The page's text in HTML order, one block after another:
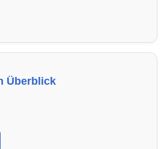
in Cottbus – modern,
sofort bezugsfertig.
Überblick
Stadtteil in Cottbus:
Schulen,